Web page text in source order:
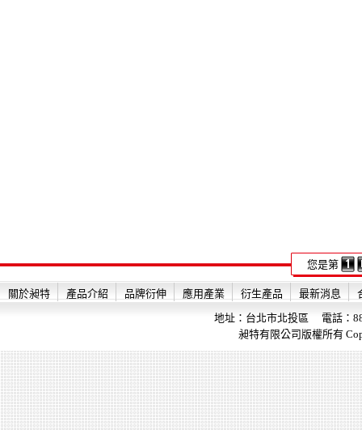
您是第
關於昶特 產品介紹 品牌衍伸 應用產業 衍生產品 最新消息
地址：台北市北投區 電話：
昶特有限公司版權所有